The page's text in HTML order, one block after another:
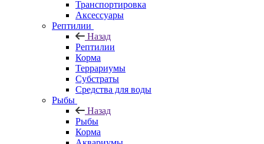
Транспортировка
Аксессуары
Рептилии
Назад
Рептилии
Корма
Террариумы
Субстраты
Средства для воды
Рыбы
Назад
Рыбы
Корма